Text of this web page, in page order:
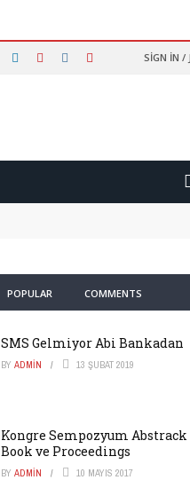
SIGN IN /
POPULAR COMMENTS
SMS Gelmiyor Abi Bankadan
BY ADMIN 13 ŞUBAT 2019
Kongre Sempozyum Abstrack
Book ve Proceedings
BY ADMIN 10 MAYIS 2017